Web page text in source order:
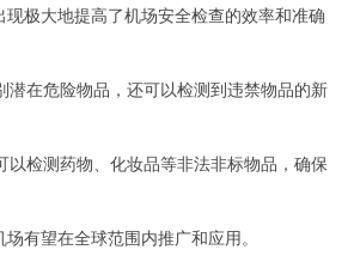
极大地提高了机场安全检查的效率和准确
在危险物品，还可以检测到违禁物品的新
检测药物、化妆品等非法非标物品，确保
望在全球范围内推广和应用。